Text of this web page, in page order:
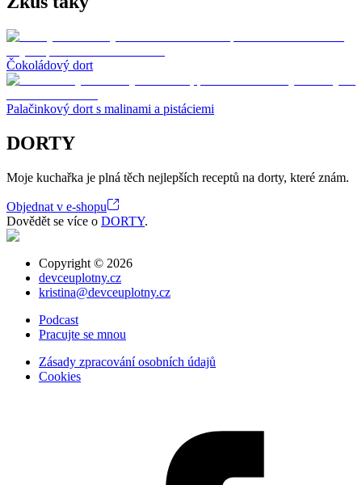
Čokoládový dort
Palačinkový dort s malinami a pistáciemi
DORTY
Moje kuchařka je plná těch nejlepších receptů na dorty, které znám.
Objednat v e-shopu
Dovědět se více o DORTY.
Copyright © 2026
devceuplotny.cz
kristina@devceuplotny.cz
Podcast
Pracujte se mnou
Zásady zpracování osobních údajů
Cookies